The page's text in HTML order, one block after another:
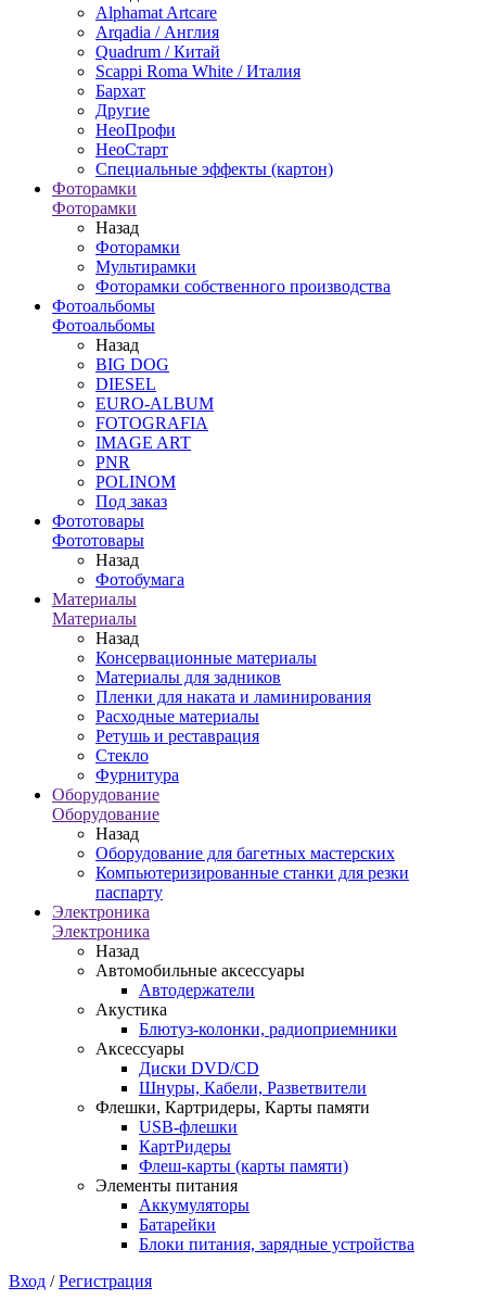
Alphamat Artcare
Arqadia / Англия
Quadrum / Китай
Scappi Roma White / Италия
Бархат
Другие
НеоПрофи
НеоСтарт
Специальные эффекты (картон)
Фоторамки
Фоторамки
Назад
Фоторамки
Мультирамки
Фоторамки собственного производства
Фотоальбомы
Фотоальбомы
Назад
BIG DOG
DIESEL
EURO-ALBUM
FOTOGRAFIA
IMAGE ART
PNR
POLINOM
Под заказ
Фототовары
Фототовары
Назад
Фотобумага
Материалы
Материалы
Назад
Консервационные материалы
Материалы для задников
Пленки для наката и ламинирования
Расходные материалы
Ретушь и реставрация
Стекло
Фурнитура
Оборудование
Оборудование
Назад
Оборудование для багетных мастерских
Компьютеризированные станки для резки
паспарту
Электроника
Электроника
Назад
Автомобильные аксессуары
Автодержатели
Акустика
Блютуз-колонки, радиоприемники
Аксессуары
Диски DVD/CD
Шнуры, Кабели, Разветвители
Флешки, Картридеры, Карты памяти
USB-флешки
КартРидеры
Флеш-карты (карты памяти)
Элементы питания
Аккумуляторы
Батарейки
Блоки питания, зарядные устройства
Вход /Регистрация